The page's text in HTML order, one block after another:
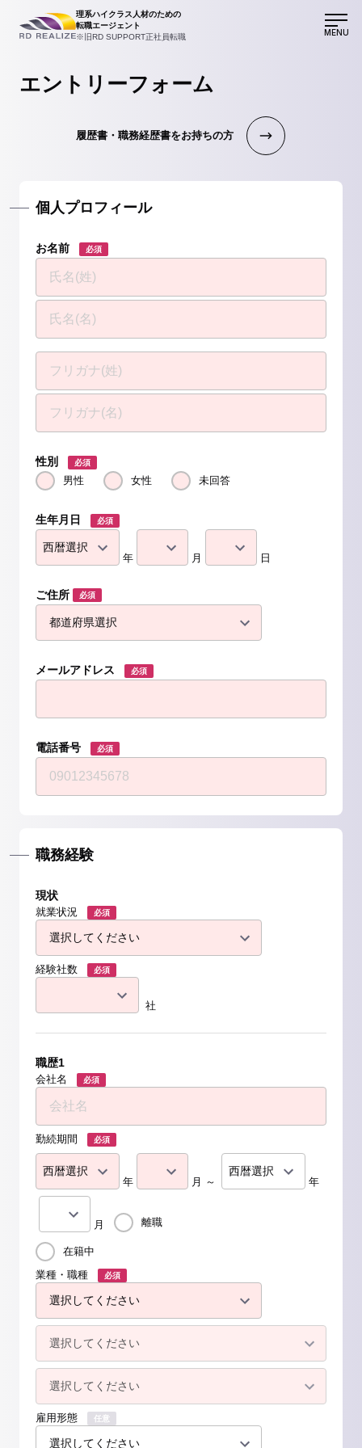
理系ハイクラス人材のための
転職エージェント
※旧RD SUPPORT正社員転職
MENU
エントリーフォーム
履歴書・職務経歴書をお持ちの方
個人プロフィール
お名前 必須
性別 必須
男性 女性 未回答
生年月日 必須
年 月 日
ご住所 必須
メールアドレス 必須
電話番号 必須
職務経験
現状
就業状況 必須
経験社数 必須
社
職歴1
会社名 必須
勤続期間 必須
年 月 ～ 年
月 離職
在籍中
業種・職種
必須
雇用形態 任意